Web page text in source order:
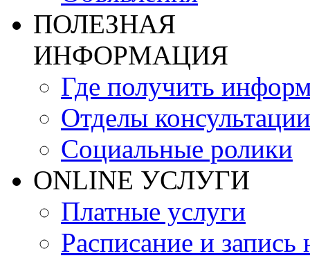
ПОЛЕЗНАЯ
ИНФОРМАЦИЯ
Где получить
Отделы консультации
Социальные ролики
ONLINE УСЛУГИ
Платные услуги
Расписание и запись